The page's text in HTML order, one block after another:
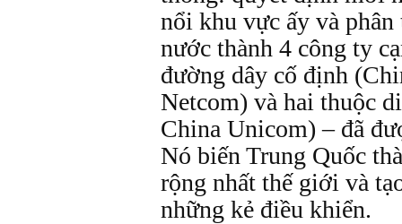
nổi khu vực ấy và phân
nước thành 4 công ty
đường dây cố định
Netcom) và hai thuộc
China Unicom) – đã
Nó biến Trung Quốc
rộng nhất thế giới và
những kẻ điều khiển.